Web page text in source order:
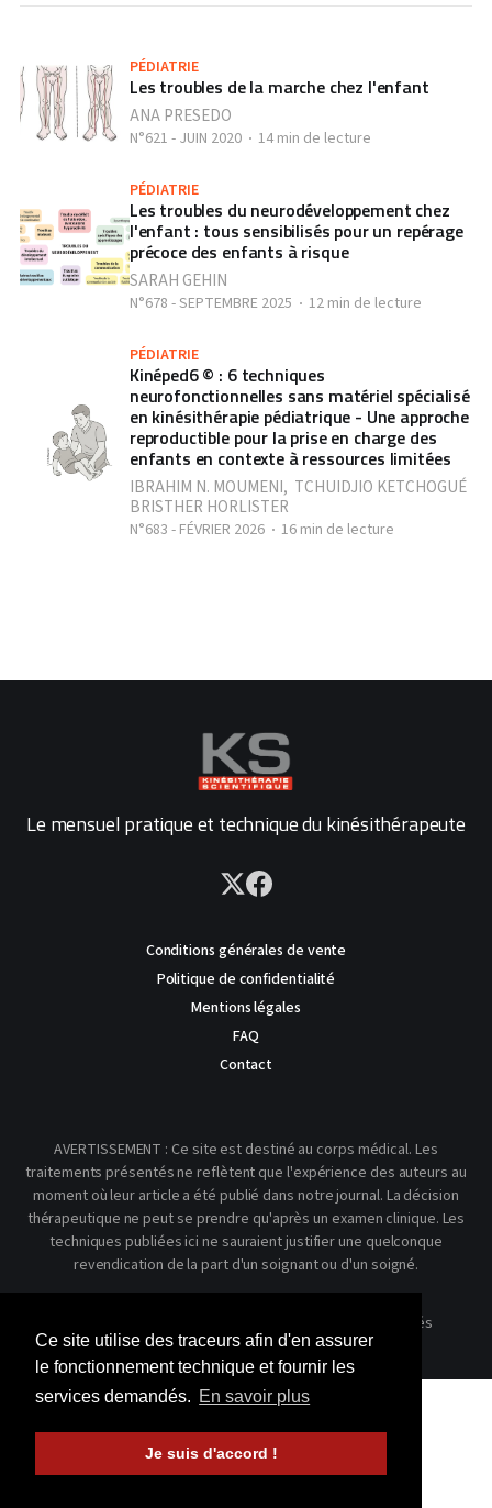
Ce site utilise des traceurs afin d'en assurer
le fonctionnement technique et fournir les
services demandés. En savoir plus
Je suis d'accord !
PÉDIATRIE
Les troubles de la marche chez l'enfant
ANA PRESEDO
N°621 - JUIN 2020 14 min de lecture
PÉDIATRIE
Les troubles du neurodéveloppement chez
l'enfant : tous sensibilisés pour un repérage
précoce des enfants à risque
SARAH GEHIN
N°678 - SEPTEMBRE 2025 12 min de lecture
PÉDIATRIE
Kinéped6 © : 6 techniques
neurofonctionnelles sans matériel spécialisé
en kinésithérapie pédiatrique - Une approche
reproductible pour la prise en charge des
enfants en contexte à ressources limitées
IBRAHIM N. MOUMENI, TCHUIDJIO KETCHOGUÉ
BRISTHER HORLISTER
N°683 - FÉVRIER 2026 16 min de lecture
Le mensuel pratique et technique du kinésithérapeute
Conditions générales de vente
Politique de confidentialité
Mentions légales
FAQ
Contact
AVERTISSEMENT : Ce site est destiné au corps médical. Les
traitements présentés ne reflètent que l'expérience des auteurs au
moment où leur article a été publié dans notre journal. La décision
thérapeutique ne peut se prendre qu'après un examen clinique. Les
techniques publiées ici ne sauraient justifier une quelconque
revendication de la part d'un soignant ou d'un soigné.
© 2026 Kinésithérapie Scientifique - Tous droits réservés